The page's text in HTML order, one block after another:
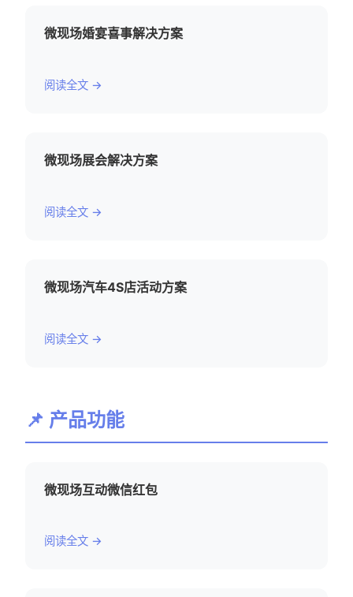
微现场婚宴喜事解决方案
阅读全文 →
微现场展会解决方案
阅读全文 →
微现场汽车4S店活动方案
阅读全文 →
📌 产品功能
微现场互动微信红包
阅读全文 →